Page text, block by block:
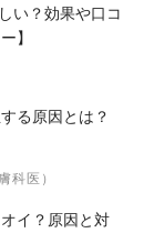
い？効果や口コ
】
る原因とは？
科医）
イ？原因と対